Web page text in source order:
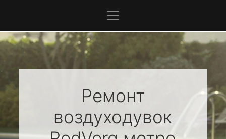
Ремонт
воздуходувок